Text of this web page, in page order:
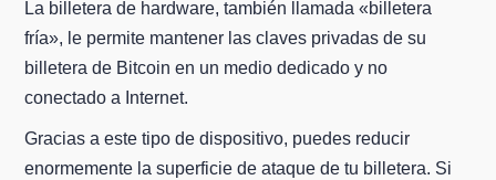
La billetera de hardware, también llamada «billetera
fría», le permite mantener las claves privadas de su
billetera de Bitcoin en un medio dedicado y no
conectado a Internet.
Gracias a este tipo de dispositivo, puedes reducir
enormemente la superficie de ataque de tu billetera. Si